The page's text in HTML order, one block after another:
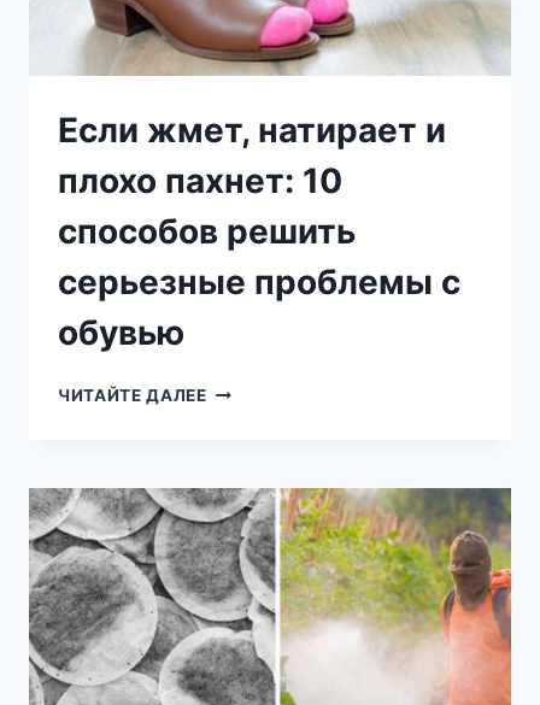
Если жмет, натирает и
плохо пахнет: 10
способов решить
серьезные проблемы с
обувью
ЧИТАЙТЕ ДАЛЕЕЕСЛИ
ПЛОХО
ПАХНЕТ:
10
СПОСОБОВ
РЕШИТЬ
СЕРЬЕЗНЫЕ
ПРОБЛЕМЫ
С
ОБУВЬЮ